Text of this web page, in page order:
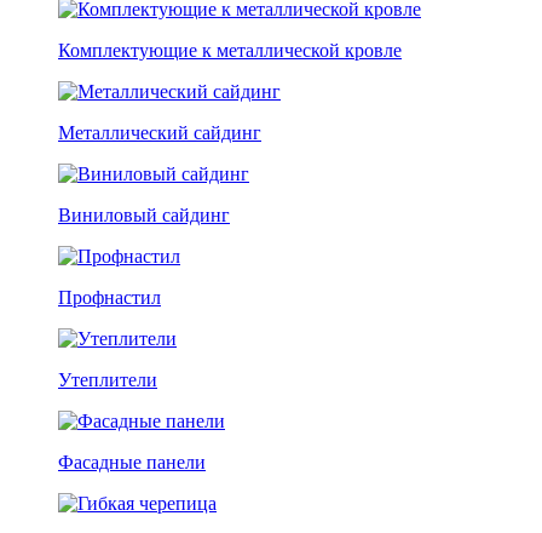
Комплектующие к металлической кровле
Металлический сайдинг
Виниловый сайдинг
Профнастил
Утеплители
Фасадные панели